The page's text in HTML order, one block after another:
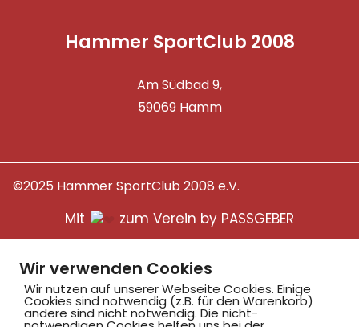
Hammer SportClub 2008
Am Südbad 9,
59069 Hamm
©2025 Hammer SportClub 2008 e.V.
Mit zum Verein by PASSGEBER
H
Wir verwenden Cookies
Wir nutzen auf unserer Webseite Cookies. Einige
Cookies sind notwendig (z.B. für den Warenkorb)
andere sind nicht notwendig. Die nicht-